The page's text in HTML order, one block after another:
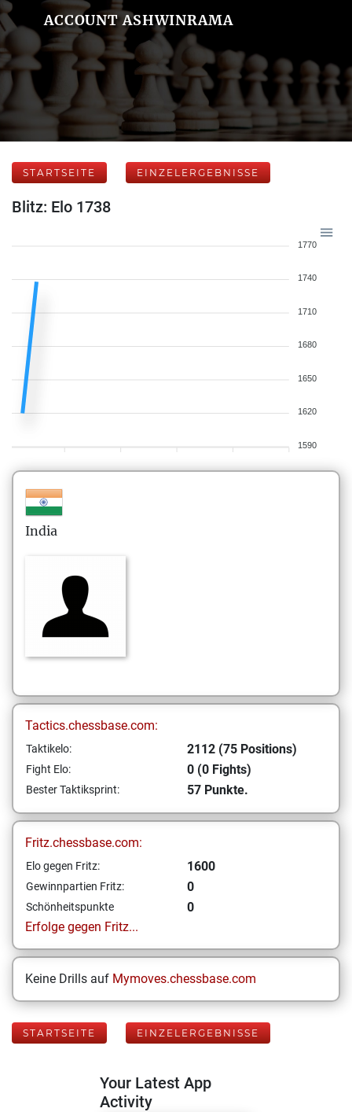
ACCOUNT ASHWINRAMA
STARTSEITE EINZELERGEBNISSE
Blitz: Elo 1738
1770
1740
1710
1680
1650
1620
1590
India
Tactics.chessbase.com:
Taktikelo: 2112 (75 Positions)
Fight Elo: 0 (0 Fights)
Bester Taktiksprint: 57 Punkte.
Fritz.chessbase.com:
Elo gegen Fritz: 1600
Gewinnpartien Fritz: 0
Schönheitspunkte
0
Erfolge gegen Fritz...
Keine Drills auf Mymoves.chessbase.com
STARTSEITE EINZELERGEBNISSE
Your Latest App
Activity